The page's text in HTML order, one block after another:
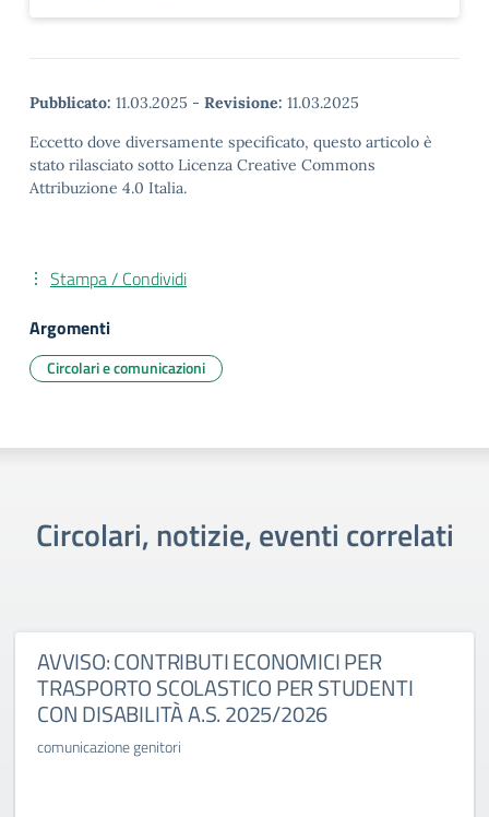
Pubblicato: 11.03.2025 - Revisione: 11.03.2025
Eccetto dove diversamente specificato, questo articolo è
stato rilasciato sotto Licenza Creative Commons
Attribuzione 4.0 Italia.
Stampa / Condividi
Argomenti
Circolari e comunicazioni
Circolari, notizie, eventi correlati
AVVISO: CONTRIBUTI ECONOMICI PER
TRASPORTO SCOLASTICO PER STUDENTI
CON DISABILITÀ A.S. 2025/2026
comunicazione genitori